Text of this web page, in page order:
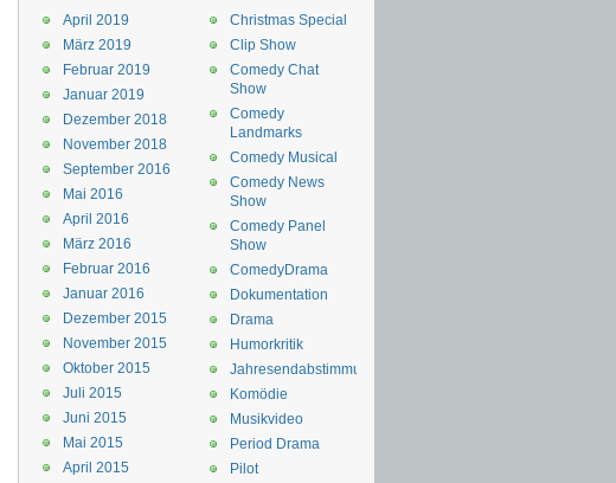
Christmas Special
Clip Show
Comedy Chat
Show
Comedy
Landmarks
Comedy Musical
Comedy News
Show
Comedy Panel
Show
ComedyDrama
Dokumentation
Drama
Humorkritik
Jahresendabstimmung
Komödie
Musikvideo
Period Drama
Pilot
April 2019
März 2019
Februar 2019
Januar 2019
Dezember 2018
November 2018
September 2016
Mai 2016
April 2016
März 2016
Februar 2016
Januar 2016
Dezember 2015
November 2015
Oktober 2015
Juli 2015
Juni 2015
Mai 2015
April 2015